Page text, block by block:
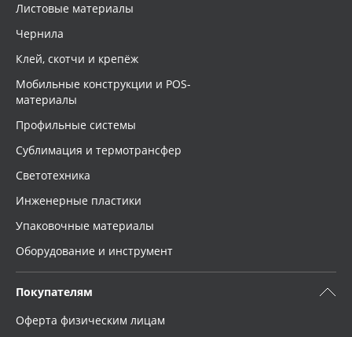
Листовые материалы
Чернила
Клей, скотчи и крепёж
Мобильные конструкции и POS-
материалы
Профильные системы
Сублимация и термотрансфер
Светотехника
Инженерные пластики
Упаковочные материалы
Оборудование и инструмент
Покупателям
Оферта физическим лицам